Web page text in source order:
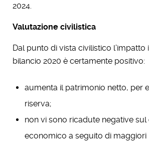
2024.
Valutazione civilistica
Dal punto di vista civilistico
bilancio 2020 è certamente positivo:
aumenta il patrimonio netto, per
riserva;
non vi sono ricadute negative sul
economico a seguito di maggiori